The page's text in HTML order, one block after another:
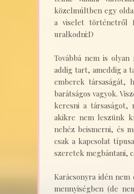
közelmúltben egy
a viselet történetről
uralkodni:D
Továbbá nem is
addig tart, ameddig a
emberek társaságát,
barátságos vagyok.
keresni a
akikre nem leszünk
nehéz beismerni, és
csak a kapcsolat
szeretek megbántani,
Karácsonyra idén
mennyiségben (de